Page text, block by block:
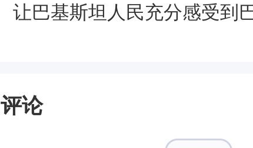
让巴基斯坦人民充分感受到巴
评论